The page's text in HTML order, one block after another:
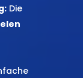
Die